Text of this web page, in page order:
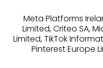
Alle Preise inkl. MwSt., zzgl.
Meta Platforms
Limited, Criteo SA,
Limited, TikTok
Pinterest Europe